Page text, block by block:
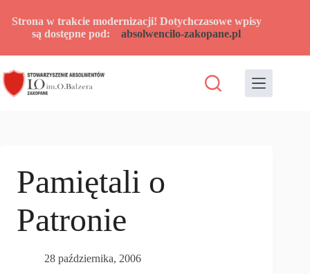
Strona w trakcie modernizacji! Dotychczasowe wpisy
są dostępne pod:absolwencilo-zakopane.pl
Pamiętali o
Patronie
28 października, 2006